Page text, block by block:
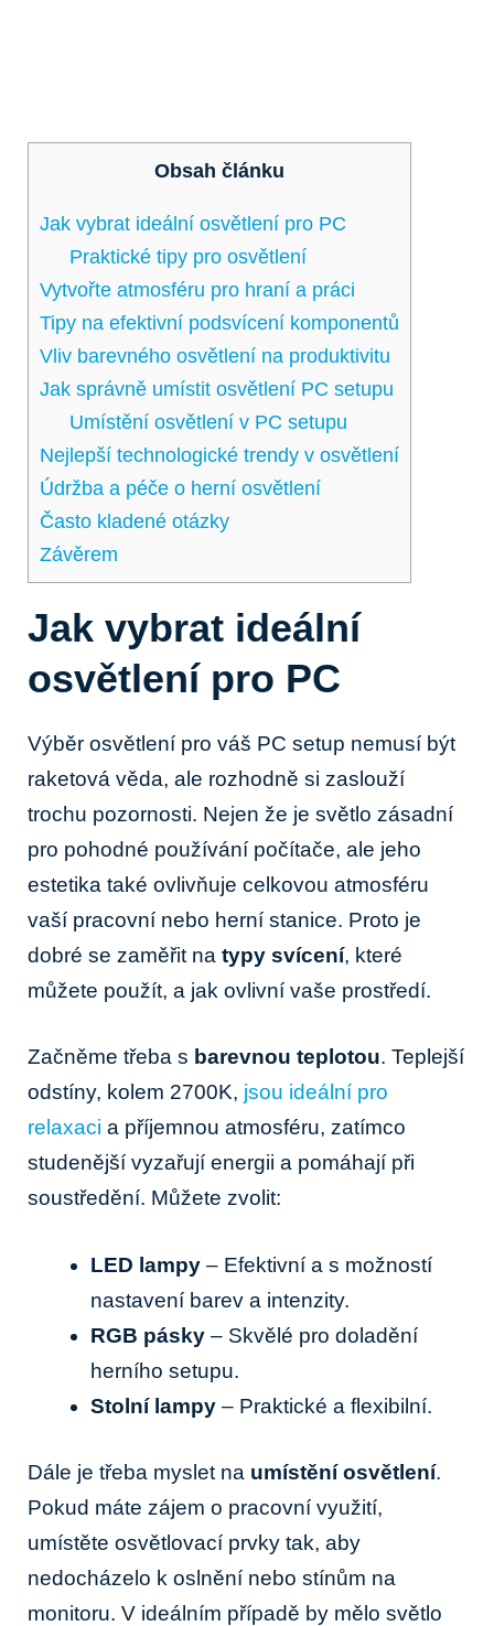
Obsah článku
Jak vybrat ideální osvětlení pro PC
Praktické tipy pro osvětlení
Vytvořte atmosféru pro hraní a práci
Tipy na efektivní podsvícení komponentů
Vliv barevného osvětlení na produktivitu
Jak správně umístit osvětlení PC setupu
Umístění osvětlení v PC setupu
Nejlepší technologické trendy v osvětlení
Údržba a péče o herní osvětlení
Často kladené otázky
Závěrem
Jak vybrat ideální
osvětlení pro PC
Výběr osvětlení pro váš PC setup nemusí být
raketová věda, ale rozhodně si zaslouží
trochu pozornosti. Nejen že je světlo zásadní
pro pohodné používání počítače, ale jeho
estetika také ovlivňuje celkovou atmosféru
vaší pracovní nebo herní stanice. Proto je
dobré se zaměřit na typy svícení, které
můžete použít, a jak ovlivní vaše prostředí.
Začněme třeba s barevnou teplotou. Teplejší
odstíny, kolem 2700K, jsou ideální pro
relaxaci a příjemnou atmosféru, zatímco
studenější vyzařují energii a pomáhají při
soustředění. Můžete zvolit:
LED lampy – Efektivní a s možností
nastavení barev a intenzity.
RGB pásky – Skvělé pro doladění
herního setupu.
Stolní lampy – Praktické a flexibilní.
Dále je třeba myslet na umístění osvětlení.
Pokud máte zájem o pracovní využití,
umístěte osvětlovací prvky tak, aby
nedocházelo k oslnění nebo stínům na
monitoru. V ideálním případě by mělo světlo